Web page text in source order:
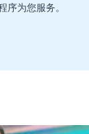
序为您服务。